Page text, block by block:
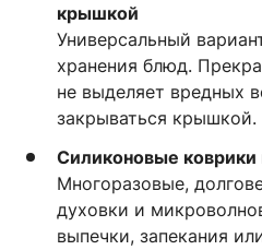
крышкой
Универсальный
хранения блюд.
не выделяет вредных
закрываться крышкой.
Силиконовые
Многоразовые,
духовки и
выпечки, запекания